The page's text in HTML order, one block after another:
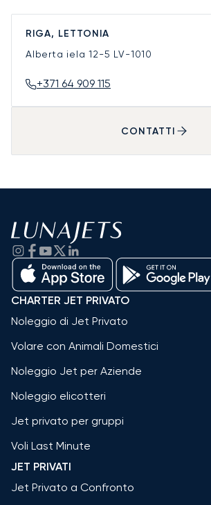
RIGA, LETTONIA
Alberta iela 12-5 LV-1010
+371 64 909 115
CONTATTI
CHARTER JET PRIVATO
Noleggio di Jet Privato
Volare con Animali Domestici
Noleggio Jet per Aziende
Noleggio elicotteri
Jet privato per gruppi
Voli Last Minute
JET PRIVATI
Jet Privato a Confronto